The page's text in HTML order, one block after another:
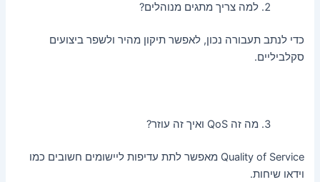
למה צריך מתגים מנוהלים?
כדי לנתב תעבורה נכון, לאפשר תיקון מהיר ולשפר ביצועים
סקלביליים.
מה זה QoS ואיך זה עוזר?
Quality of Service מאפשר לתת עדיפות ליישומים חשובים כמו
וידאו שיחות.